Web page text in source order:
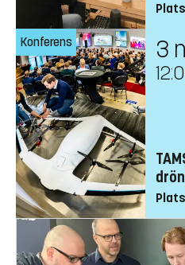
Plats
Konferens 3
Plats